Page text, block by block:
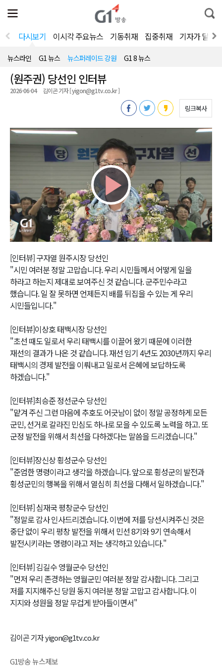
전
체
뉴
열
통
합
색
다시보기 이시각 주요뉴스 기동취재 집중취재 기자가 달려
뉴스라인 G1 뉴스 뉴스퍼레이드 강원 G1 8 뉴스
(원주권) 당선인 인터뷰
2026-06-04 김이곤 기자 [ yigon@g1tv.co.kr ]
링크복사
Play
Video
[인터뷰] 구자열 원주시장 당선인
"시민 여러분 정말 고맙습니다. 우리 시민들께서 어떻게 일을
하라고 하는지 제대로 보여주신 것 같습니다. 군주민수라고
했습니다. 일 잘 못하면 언제든지 배를 뒤집을 수 있는 게 우리
시민들입니다."
[인터뷰]이상호 태백시장 당선인
"초선 때도 일로서 우리 태백시를 이끌어 왔기 때문에 이러한
재선의 결과가 나온 것 같습니다. 재선 임기 4년도 2030년까지 우리
태백시의 경제 발전을 이뤄내고 일로서 은혜에 보답하도록
하겠습니다."
[인터뷰]최승준 정선군수 당선인
"맡겨 주신 그런 마음에 추호도 어긋남이 없이 정말 공정하게 모든
군민, 선거로 갈라진 민심도 하나로 모을 수 있도록 노력을 하고. 또
군정 발전을 위해서 최선을 다하겠다는 말씀을 드리겠습니다."
[인터뷰]장신상 횡성군수 당선인
"준엄한 명령이라고 생각을 하겠습니다. 앞으로 횡성군의 발전과
횡성군민의 행복을 위해서 열심히 최선을 다해서 일하겠습니다."
[인터뷰] 심재국 평창군수 당선인
"정말로 감사 인사드리겠습니다. 이번에 저를 당선시켜주신 것은
중단 없이 우리 평창 발전을 위해서 민선 8기와 9기 연속해서
발전시키라는 명령이라고 저는 생각하고 있습니다."
[인터뷰] 김길수 영월군수 당선인
"먼저 우리 존경하는 영월군민 여러분 정말 감사합니다. 그리고
저를 지지해주신 당원 동지 여러분 정말 고맙고 감사합니다. 이
지지와 성원을 정말 무겁게 받아들이면서"
김이곤 기자 yigon@g1tv.co.kr
G1방송 뉴스제보